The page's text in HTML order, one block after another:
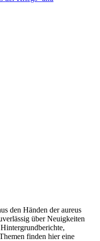
den Händen der aureus
über Neuigkeiten
finden hier eine